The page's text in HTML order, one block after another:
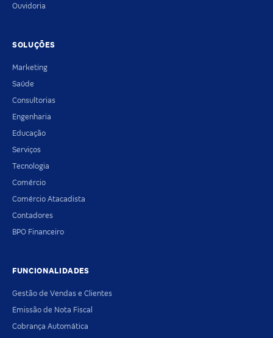
Ouvidoria
SOLUÇÕES
Marketing
Saúde
Consultorias
Engenharia
Educação
Serviços
Tecnologia
Comércio
Comércio Atacadista
Contadores
BPO Financeiro
FUNCIONALIDADES
Gestão de Vendas e Clientes
Emissão de Nota Fiscal
Cobrança Automática